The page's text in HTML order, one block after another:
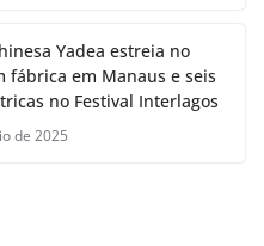
Yadea estreia no
fábrica em Manaus e seis
no Festival Interlagos
de 2025